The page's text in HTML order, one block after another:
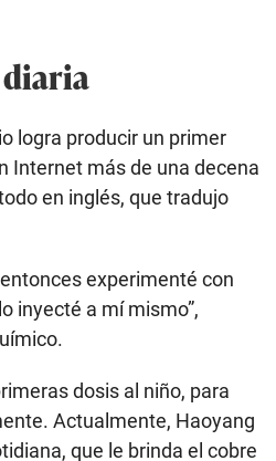
logra producir un primer
Internet más de una decena
en inglés, que tradujo
experimenté con
inyecté a mí mismo”,
dosis al niño, para
Actualmente, Haoyang
que le brinda el cobre